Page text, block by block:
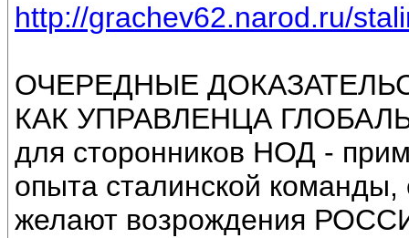
http://grachev62.narod.ru/
ОЧЕРЕДНЫЕ
КАК УПРАВЛЕНЦА
для сторонников НОД -
опыта сталинской
желают возрождения